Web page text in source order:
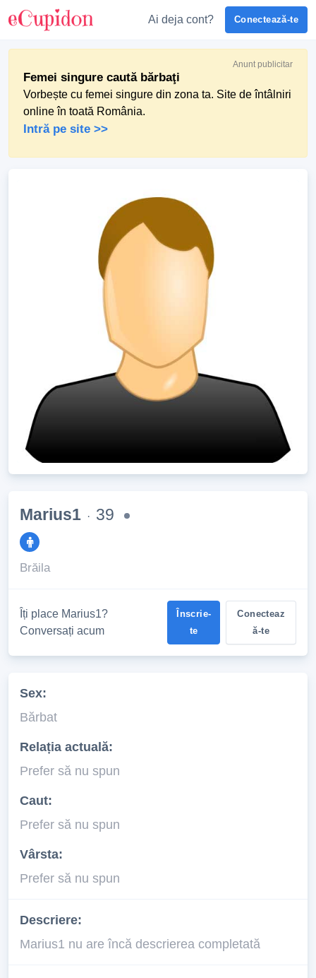
Ai deja cont? Conectează-te
Anunt publicitar
Femei singure caută bărbaţi
Vorbește cu femei singure din zona ta. Site de întâlniri
online în toată România.
Intră pe site >>
Marius1 · 39
Brăila
Îți place Marius1?
Conversați acum
Înscrie-
te
Conecteaz
ă-te
Sex:
Bărbat
Relația actuală:
Prefer să nu spun
Caut:
Prefer să nu spun
Vârsta:
Prefer să nu spun
Descriere:
Marius1 nu are încă descrierea completată